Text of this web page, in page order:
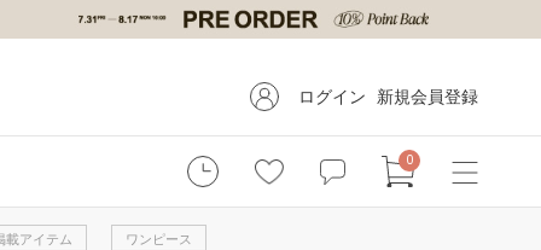
ログイン 新規会員登録
0
載アイテム ワンピース